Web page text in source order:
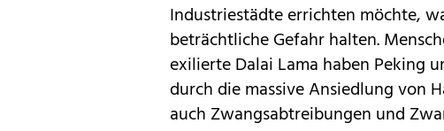
Industriestädte errichten möchte,
beträchtliche Gefahr halten.
exilierte Dalai Lama haben Peking
durch die massive Ansiedlung von
auch Zwangsabtreibungen und